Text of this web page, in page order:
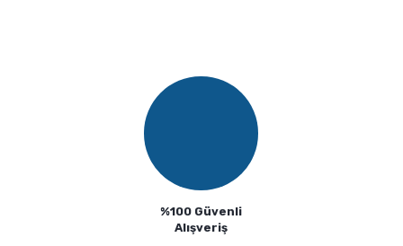
%100 Güvenli
Alışveriş